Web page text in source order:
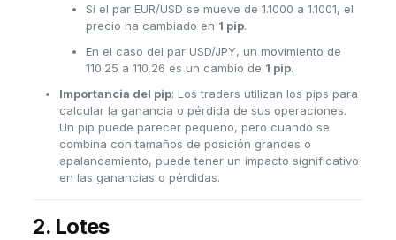
Si el par EUR/USD se mueve de 1.1000 a 1.1001, el
precio ha cambiado en 1 pip.
En el caso del par USD/JPY, un movimiento de
110.25 a 110.26 es un cambio de 1 pip.
Importancia del pip: Los traders utilizan los pips para
calcular la ganancia o pérdida de sus operaciones.
Un pip puede parecer pequeño, pero cuando se
combina con tamaños de posición grandes o
apalancamiento, puede tener un impacto significativo
en las ganancias o pérdidas.
2. Lotes